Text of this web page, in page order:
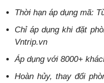
Thời hạn áp dụng mã:
Chỉ áp dụng khi đặt
Vntrip.vn
Áp dụng với 8000+
Hoàn hủy, thay đổi